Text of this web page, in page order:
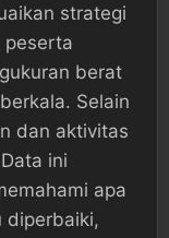
strategi
peserta
berat
Selain
dan aktivitas
ini
apa
diperbaiki,